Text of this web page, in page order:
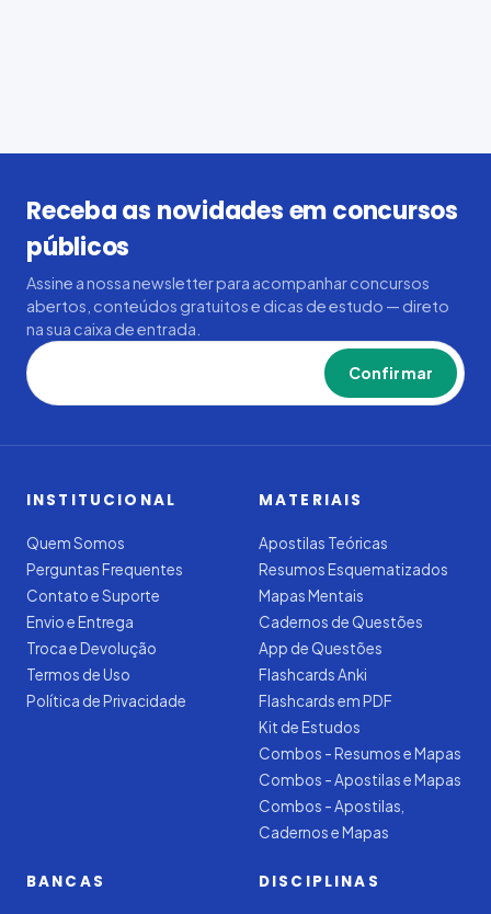
Receba as novidades em concursos
públicos
Assine a nossa newsletter para acompanhar concursos
abertos, conteúdos gratuitos e dicas de estudo — direto
na sua caixa de entrada.
Confirmar
INSTITUCIONAL
Quem Somos
Perguntas Frequentes
Contato e Suporte
Envio e Entrega
Troca e Devolução
Termos de Uso
Política de Privacidade
MATERIAIS
Apostilas Teóricas
Resumos Esquematizados
Mapas Mentais
Cadernos de Questões
App de Questões
Flashcards Anki
Flashcards em PDF
Kit de Estudos
Combos - Resumos e Mapas
Combos - Apostilas e Mapas
Combos - Apostilas,
Cadernos e Mapas
BANCAS DISCIPLINAS